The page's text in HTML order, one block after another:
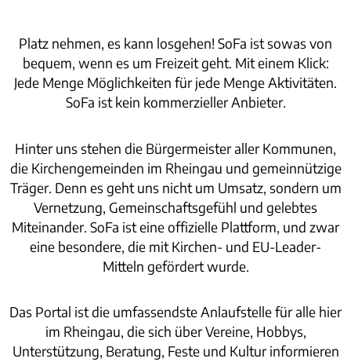
Platz nehmen, es kann losgehen! SoFa ist sowas von
bequem, wenn es um Freizeit geht. Mit einem Klick:
Jede Menge Möglichkeiten für jede Menge Aktivitäten.
SoFa ist kein kommerzieller Anbieter.
Hinter uns stehen die Bürgermeister aller Kommunen,
die Kirchengemeinden im Rheingau und gemeinnützige
Träger. Denn es geht uns nicht um Umsatz, sondern um
Vernetzung, Gemeinschaftsgefühl und gelebtes
Miteinander. SoFa ist eine offizielle Plattform, und zwar
eine besondere, die mit Kirchen- und EU-Leader-
Mitteln gefördert wurde.
Das Portal ist die umfassendste Anlaufstelle für alle hier
im Rheingau, die sich über Vereine, Hobbys,
Unterstützung, Beratung, Feste und Kultur informieren